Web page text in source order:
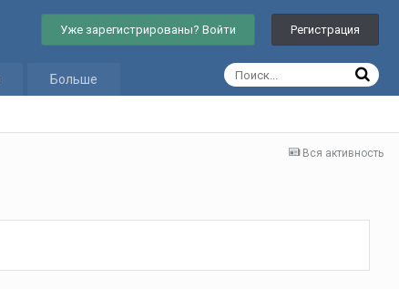
Уже зарегистрированы? Войти Регистрация
Больше
Вся активность